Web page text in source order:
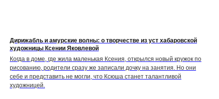
Дирижабль и амурские волны: о творчестве из уст хабаровской
художницы Ксении Яковлевой
Когда в доме, где жила маленькая Ксения, открылся новый кружок по
рисованию, родители сразу же записали дочку на занятия. Но они
себе и представить не могли, что Ксюша станет талантливой
художницей.